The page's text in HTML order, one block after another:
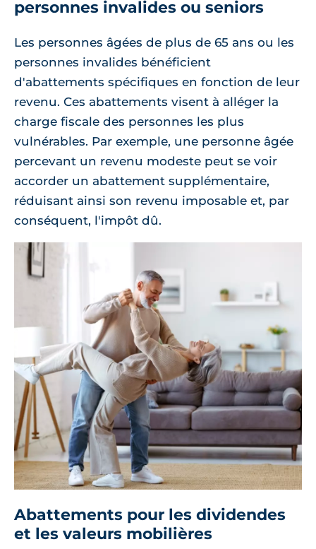
personnes invalides ou seniors
Les personnes âgées de plus de 65 ans ou les
personnes invalides bénéficient
d'abattements spécifiques en fonction de leur
revenu. Ces abattements visent à alléger la
charge fiscale des personnes les plus
vulnérables. Par exemple, une personne âgée
percevant un revenu modeste peut se voir
accorder un abattement supplémentaire,
réduisant ainsi son revenu imposable et, par
conséquent, l'impôt dû.
Abattements pour les dividendes
et les valeurs mobilières